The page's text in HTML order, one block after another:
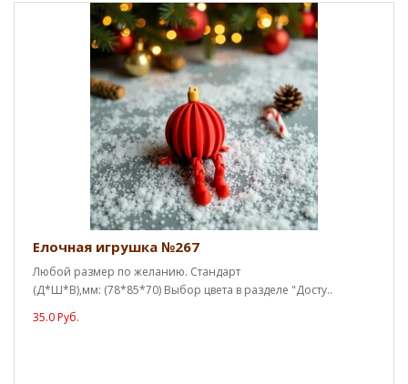
Елочная игрушка №267
Любой размер по желанию. Стандарт
(Д*Ш*В),мм: (78*85*70) Выбор цвета в разделе "Досту..
35.0 Руб.